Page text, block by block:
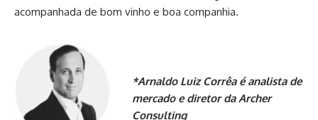
acompanhada de bom vinho e boa companhia.
*Arnaldo Luiz Corrêa é analista de
mercado e diretor da Archer
Consulting